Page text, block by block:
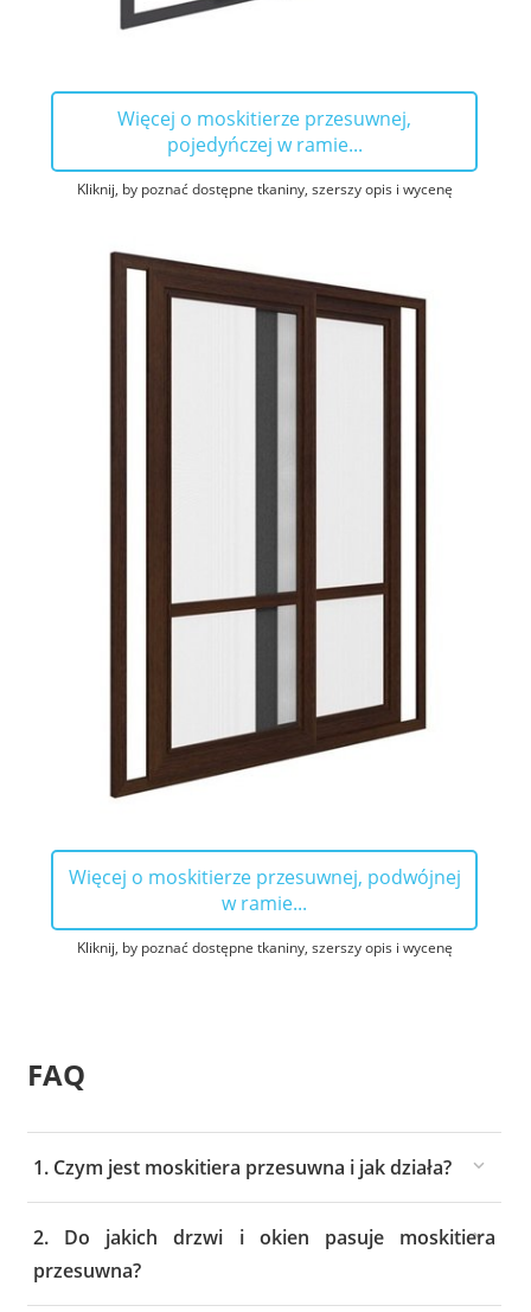
Więcej o moskitierze przesuwnej,
pojedyńczej w ramie...
Kliknij, by poznać dostępne tkaniny, szerszy opis i wycenę
Więcej o moskitierze przesuwnej, podwójnej
w ramie...
Kliknij, by poznać dostępne tkaniny, szerszy opis i wycenę
FAQ
1. Czym jest moskitiera przesuwna i jak działa?
2. Do jakich drzwi i okien pasuje moskitiera
przesuwna?